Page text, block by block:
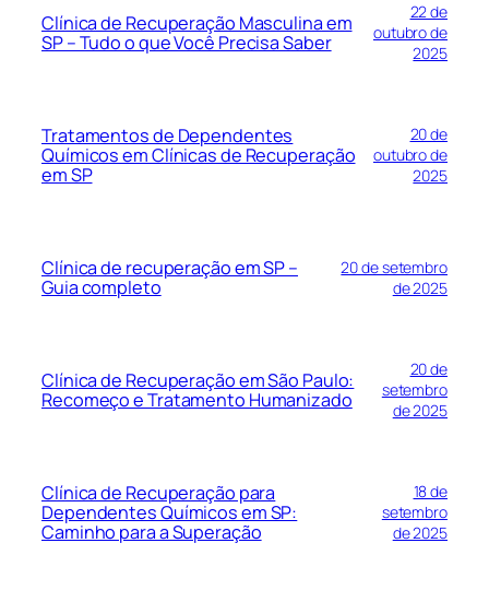
Clínica de Recuperação Masculina em
SP – Tudo o que Você Precisa Saber
22 de
outubro de
2025
Tratamentos de Dependentes
Químicos em Clínicas de Recuperação
em SP
20 de
outubro de
2025
Clínica de recuperação em SP –
Guia completo
20 de setembro
de 2025
Clínica de Recuperação em São Paulo:
Recomeço e Tratamento Humanizado
20 de
setembro
de 2025
Clínica de Recuperação para
Dependentes Químicos em SP:
Caminho para a Superação
18 de
setembro
de 2025